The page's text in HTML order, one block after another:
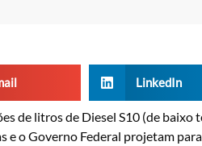
LinkedIn
de litros de Diesel S10 (de baixo
e o Governo Federal projetam